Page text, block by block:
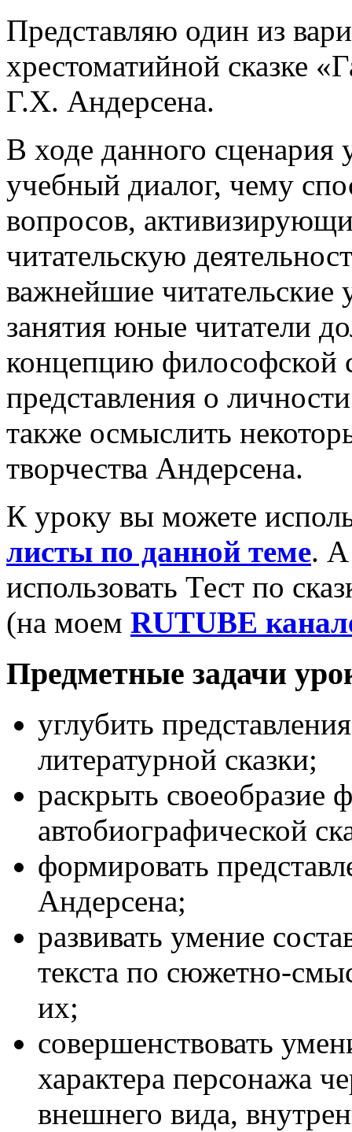
Представляю один из
хрестоматийной сказке
Г.Х. Андерсена.
В ходе данного
учебный диалог, чему
вопросов,
читательскую
важнейшие читательские
занятия юные читатели
концепцию философской
представления о
также осмыслить
творчества Андерсена.
К уроку вы можете
листы по данной теме. А
использовать Тест по
(на моем RUTUBE
Предметные задачи
углубить
литературной сказки;
раскрыть своеобразие
автобиографической
формировать
Андерсена;
развивать умение
текста по сюжетно-
их;
совершенствовать
характера персонажа
внешнего вида,